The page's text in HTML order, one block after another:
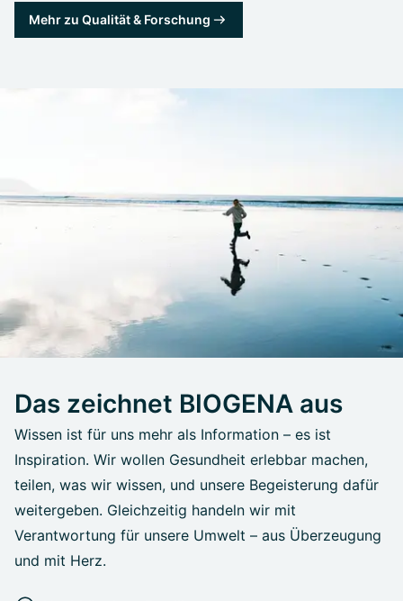
Mehr zu Qualität & Forschung
Das zeichnet BIOGENA aus
Wissen ist für uns mehr als Information – es ist
Inspiration. Wir wollen Gesundheit erlebbar machen,
teilen, was wir wissen, und unsere Begeisterung dafür
weitergeben. Gleichzeitig handeln wir mit
Verantwortung für unsere Umwelt – aus Überzeugung
und mit Herz.